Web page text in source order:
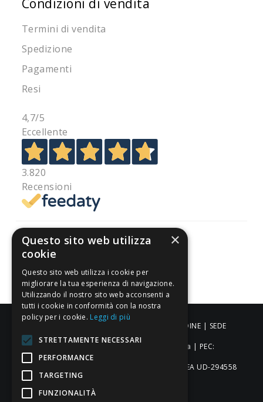
Condizioni di vendita
Termini di vendita
Spedizione
Pagamenti
Resi
4,7/5
Eccellente
3.820
Recensioni
Pagamenti sicuri
ALDIGIÙ S.R.L. | Via Cortazzis 15 33100 - UDINE | SEDE
OPERATIVA: Via del Progresso 3 - Padova | PEC:
aldigiusrl@pec.it | C.F. e P.IVA 02873920306 REA UD-294558
Capitale sociale: € 27.086,97
×
Questo sito web utilizza
cookie
Questo sito web utilizza i cookie per
migliorare la tua esperienza di navigazione.
Utilizzando il nostro sito web acconsenti a
tutti i cookie in conformità con la nostra
policy per i cookie. Leggi di più
STRETTAMENTE NECESSARI
PERFORMANCE
TARGETING
FUNZIONALITÀ